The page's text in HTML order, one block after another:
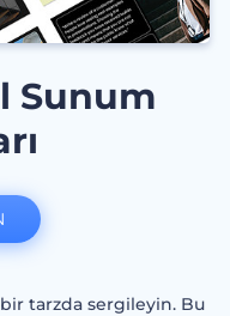
Sunum
tarzda sergileyin. Bu